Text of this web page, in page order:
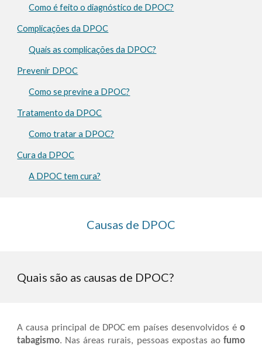
Como é feito o diagnóstico de DPOC?
Complicações da DPOC
Quais as complicações da DPOC?
Prevenir DPOC
Como se previne a DPOC?
Tratamento da DPOC
Como tratar a DPOC?
Cura da DPOC
A DPOC tem cura?
Causas de DPOC
Quais são as causas de DPOC?
A causa principal de DPOCem países desenvolvidos é o
tabagismo. Nas áreas rurais, pessoas expostas ao fumo